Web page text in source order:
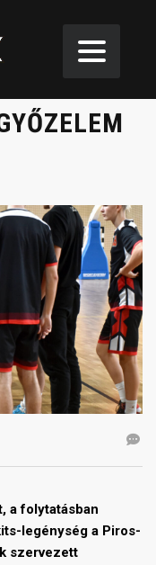
a folytatásban
legénység a Piros-
szervezett